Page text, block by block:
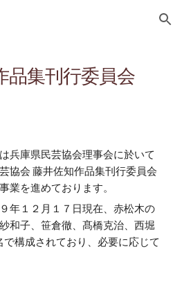
Skip to navigation
品集刊行委員会
兵庫県民芸協会理事会に於いて
協会 藤井佐知作品集刊行委員会
業を進めております。
年１２月１７日現在、赤松木の
和子、笹倉徹、髙橋克治、西堀
で構成されており、必要に応じて